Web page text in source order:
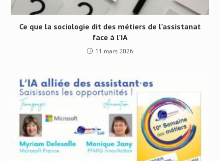
Ce que la sociologie dit des métiers de l’assistanat
face à l’IA
11 mars 2026